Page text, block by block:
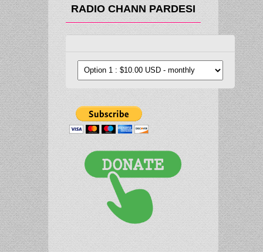
RADIO CHANN PARDESI